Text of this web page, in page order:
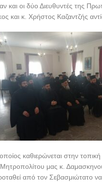
και οι δύο Διευθυντές της
και κ. Χρήστος Καζαντζής
καθιερώνεται στην
μας κ.
από τον Σεβασμιώτατο να